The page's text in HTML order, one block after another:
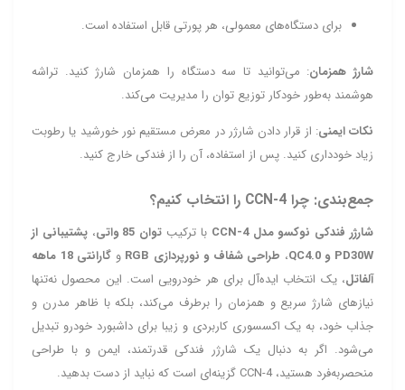
برای دستگاه‌های معمولی، هر پورتی قابل استفاده است.
شارژ همزمان: می‌توانید تا سه دستگاه را همزمان شارژ کنید. تراشه
هوشمند به‌طور خودکار توزیع توان را مدیریت می‌کند.
نکات ایمنی: از قرار دادن شارژر در معرض مستقیم نور خورشید یا رطوبت
زیاد خودداری کنید. پس از استفاده، آن را از فندکی خارج کنید.
جمع‌بندی: چرا CCN‑4 را انتخاب کنیم؟
شارژر فندکی نوکسو مدل CCN‑4 با ترکیب توان 85 واتی ،پشتیبانی از
PD30W و QC4.0
، طراحی شفاف و نورپردازی RGB و
گارانتی 18 ماهه
آلفاتل، یک انتخاب ایده‌آل برای هر خودرویی است. این محصول نه‌تنها
نیازهای شارژ سریع و همزمان را برطرف می‌کند، بلکه با ظاهر مدرن و
جذاب خود، به یک اکسسوری کاربردی و زیبا برای داشبورد خودرو تبدیل
می‌شود. اگر به دنبال یک شارژر فندکی قدرتمند، ایمن و با طراحی
منحصربه‌فرد هستید، CCN‑4 گزینه‌ای است که نباید از دست بدهید.